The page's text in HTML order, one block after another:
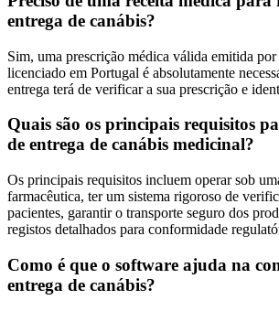
entrega de canábis?
Sim, uma prescrição médica válida emitida
licenciado em Portugal é absolutamente
entrega terá de verificar a sua prescrição e
Quais são os principais requisitos
de entrega de canábis medicinal?
Os principais requisitos incluem operar sob
farmacêutica, ter um sistema rigoroso de
pacientes, garantir o transporte seguro dos
registos detalhados para conformidade
Como é que o software ajuda na
entrega de canábis?